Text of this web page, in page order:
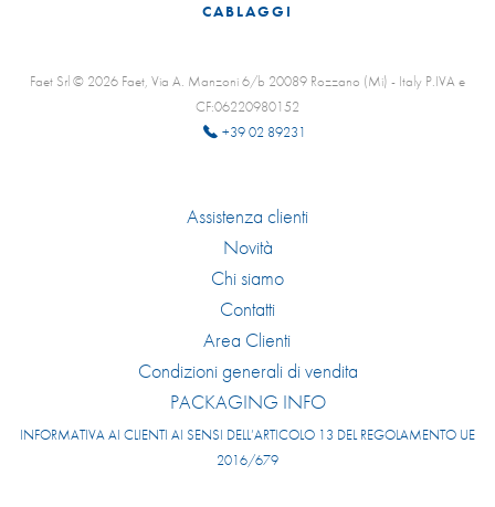
CABLAGGI
Faet Srl © 2026 Faet, Via A. Manzoni 6/b 20089 Rozzano (Mi) - Italy P.IVA e
CF:06220980152
+39 02 89231
Assistenza clienti
Novità
Chi siamo
Contatti
Area Clienti
Condizioni generali di vendita
PACKAGING INFO
INFORMATIVA AI CLIENTI AI SENSI DELL’ARTICOLO 13 DEL REGOLAMENTO UE
2016/679